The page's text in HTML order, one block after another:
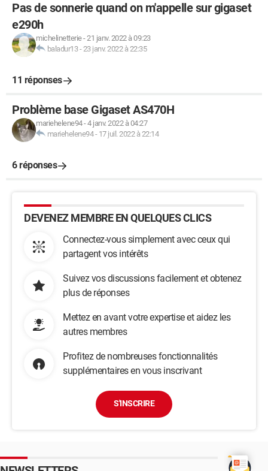
Pas de sonnerie quand on m'appelle sur gigaset
e290h
michelinetterie-21 janv. 2022 à 09:23
baladur13-23 janv. 2022 à 22:35
11 réponses
Problème base Gigaset AS470H
mariehelene94-4 janv. 2022 à 04:27
mariehelene94- 17 juil. 2022 à 22:14
6 réponses
DEVENEZ MEMBRE EN QUELQUES CLICS
Connectez-vous simplement avec ceux qui
partagent vos intérêts
Suivez vos discussions facilement et obtenez
plus de réponses
Mettez en avant votre expertise et aidez les
autres membres
Profitez de nombreuses fonctionnalités
supplémentaires en vous inscrivant
S'INSCRIRE